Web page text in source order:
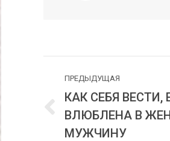
ПО
ЗАПИСЯМ
ПРЕДЫДУЩАЯ
Предыдущая
запись:
КАК СЕБЯ ВЕСТИ,
ВЛЮБЛЕНА В
МУЖЧИНУ